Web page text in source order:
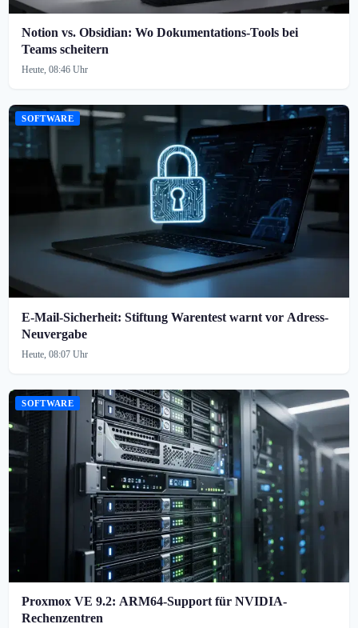
Notion vs. Obsidian: Wo Dokumentations-Tools bei
Teams scheitern
Heute, 08:46 Uhr
SOFTWARE
E-Mail-Sicherheit: Stiftung Warentest warnt vor Adress-
Neuvergabe
Heute, 08:07 Uhr
SOFTWARE
Proxmox VE 9.2: ARM64-Support für NVIDIA-
Rechenzentren